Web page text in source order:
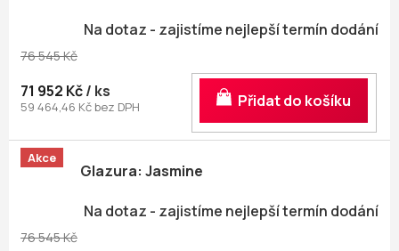
76 545 Kč
71 952 Kč/ ks
59 464,46 Kč bez DPH
Na dotaz - zajistíme nejlepší termín dodání
Do košíku
Akce
Glazura: Jasmine
76 545 Kč
Na dotaz - zajistíme nejlepší termín dodání